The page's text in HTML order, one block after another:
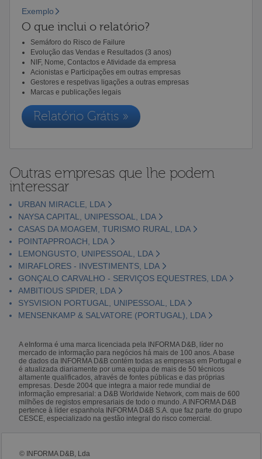
Exemplo
O que inclui o relatório?
Semáforo do Risco de Failure
Evolução das Vendas e Resultados (3 anos)
NIF, Nome, Contactos e Atividade da empresa
Acionistas e Participações em outras empresas
Gestores e respetivas ligações a outras empresas
Marcas e publicações legais
Relatório Grátis »
Outras empresas que lhe podem
interessar
URBAN MIRACLE, LDA
NAYSA CAPITAL, UNIPESSOAL, LDA
CASAS DA MOAGEM, TURISMO RURAL, LDA
POINTAPPROACH, LDA
LEMONGUSTO, UNIPESSOAL, LDA
MIRAFLORES - INVESTIMENTS, LDA
GONÇALO CARVALHO - SERVIÇOS EQUESTRES, LDA
AMBITIOUS SPIDER, LDA
SYSVISION PORTUGAL, UNIPESSOAL, LDA
MENSENKAMP & SALVATORE (PORTUGAL), LDA
A eInforma é uma marca licenciada pela INFORMA D&B, líder no
mercado de informação para negócios há mais de 100 anos. A base
de dados da INFORMA D&B contém todas as empresas em Portugal e
é atualizada diariamente por uma equipa de mais de 50 técnicos
altamente qualificados, através de fontes públicas e das próprias
empresas. Desde 2004 que integra a maior rede mundial de
informação empresarial: a D&B Worldwide Network, com mais de 600
milhões de registos empresariais de todo o mundo. A INFORMA D&B
pertence à líder espanhola INFORMA D&B S.A. que faz parte do grupo
CESCE, especializado na gestão integral do risco comercial.
© INFORMA D&B, Lda